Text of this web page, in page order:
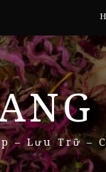
– Lưu Trữ –